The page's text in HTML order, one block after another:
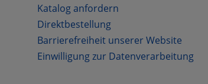
Katalog anfordern
Direktbestellung
Barrierefreiheit unserer Website
Einwilligung zur Datenverarbeitung